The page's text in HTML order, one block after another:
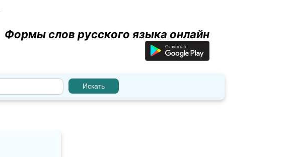
Формы слов русского языка онлайн